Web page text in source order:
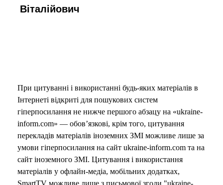
Віталійович
При цитуванні і використанні будь-яких матеріалів в
Інтернеті відкриті для пошукових систем
гіперпосилання не нижче першого абзацу на «ukraine-
inform.com» — обов’язкові, крім того, цитування
перекладів матеріалів іноземних ЗМІ можливе лише за
умови гіперпосилання на сайт ukraine-inform.com та на
сайт іноземного ЗМІ. Цитування і використання
матеріалів у офлайн-медіа, мобільних додатках,
SmartTV можливе лише з письмової згоди "ukraine-